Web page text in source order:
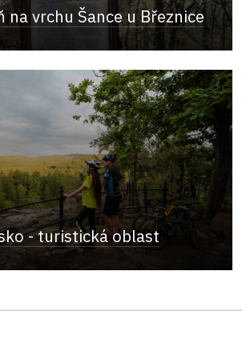
na vrchu Šance u Březnice
- turistická oblast